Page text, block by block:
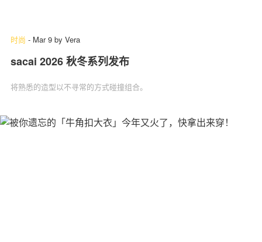
时尚 - Mar 9 by Vera
sacai 2026 秋冬系列发布
将熟悉的造型以不寻常的方式碰撞组合。